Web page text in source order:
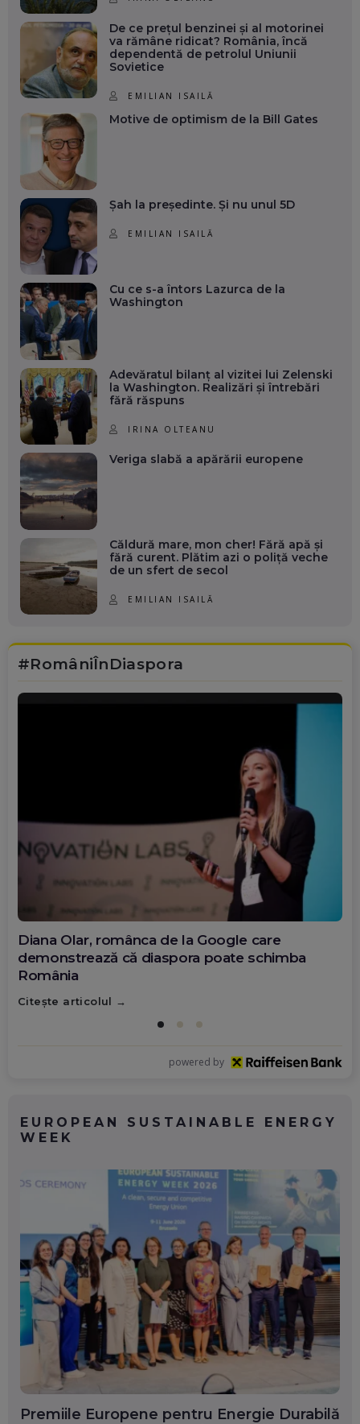
De ce prețul benzinei și al motorinei
va rămâne ridicat? România, încă
dependentă de petrolul Uniunii
Sovietice
EMILIAN ISAILĂ
Motive de optimism de la Bill Gates
Șah la președinte. Și nu unul 5D
EMILIAN ISAILĂ
Cu ce s-a întors Lazurca de la
Washington
Adevăratul bilanț al vizitei lui Zelenski
la Washington. Realizări și întrebări
fără răspuns
IRINA OLTEANU
Veriga slabă a apărării europene
Căldură mare, mon cher! Fără apă și
fără curent. Plătim azi o poliță veche
de un sfert de secol
EMILIAN ISAILĂ
#RomâniÎnDiaspora
Diana Olar, românca de la Google care
demonstrează că diaspora poate schimba
România
Citește articolul
powered by
EUROPEAN SUSTAINABLE ENERGY
WEEK
Premiile Europene pentru Energie Durabilă